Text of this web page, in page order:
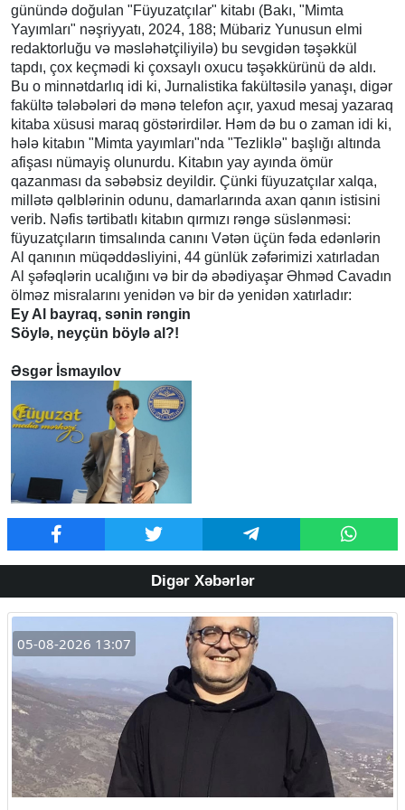
günündə doğulan "Füyuzatçılar" kitabı (Bakı, "Mimta
Yayımları" nəşriyyatı, 2024, 188; Mübariz Yunusun elmi
redaktorluğu və məsləhətçiliyilə) bu sevgidən təşəkkül
tapdı, çox keçmədi ki çoxsaylı oxucu təşəkkürünü də aldı.
Bu o minnətdarlıq idi ki, Jurnalistika fakültəsilə yanaşı, digər
fakültə tələbələri də mənə telefon açır, yaxud mesaj yazaraq
kitaba xüsusi maraq göstərirdilər. Həm də bu o zaman idi ki,
hələ kitabın "Mimta yayımları"nda "Tezliklə" başlığı altında
afişası nümayiş olunurdu. Kitabın yay ayında ömür
qazanması da səbəbsiz deyildir. Çünki füyuzatçılar xalqa,
millətə qəlblərinin odunu, damarlarında axan qanın istisini
verib. Nəfis tərtibatlı kitabın qırmızı rəngə süslənməsi:
füyuzatçıların timsalında canını Vətən üçün fəda edənlərin
Al qanının müqəddəsliyini, 44 günlük zəfərimizi xatırladan
Al şəfəqlərin ucalığını və bir də əbədiyaşar Əhməd Cavadın
ölməz misralarını yenidən və bir də yenidən xatırladır:
Ey Al bayraq, sənin rəngin
Söylə, neyçün böylə al?!
Əsgər İsmayılov
Digər Xəbərlər
05-08-2026 13:07